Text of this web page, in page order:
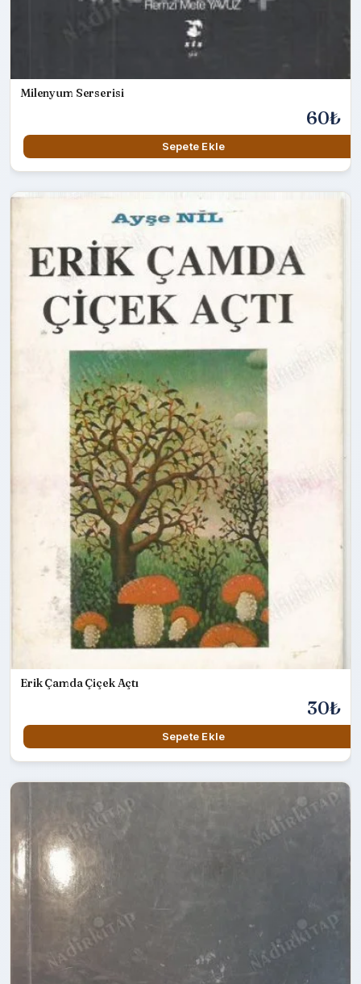
Milenyum Serserisi
60₺
Sepete Ekle
Erik Çamda Çiçek Açtı
30₺
Sepete Ekle